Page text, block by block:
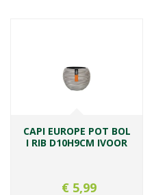
CAPI EUROPE POT BOL
I RIB D10H9CM IVOOR
€ 5,99